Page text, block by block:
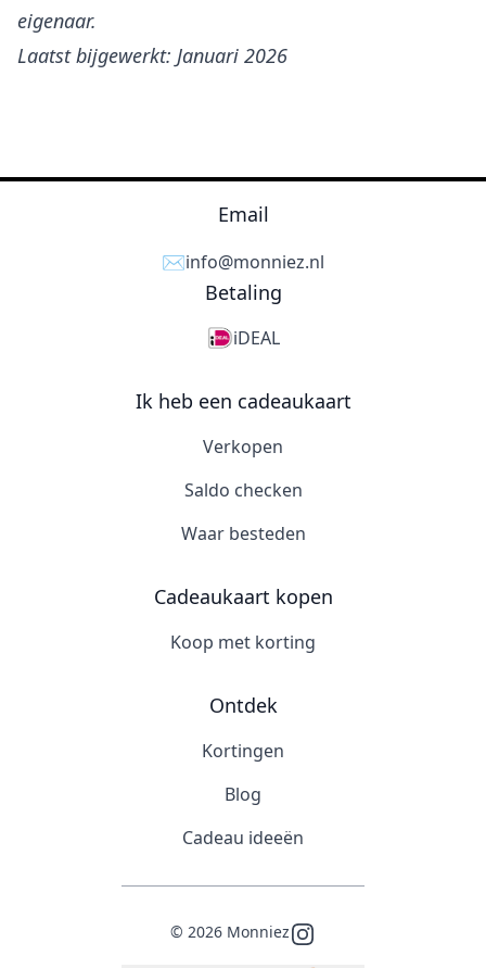
eigenaar.
Laatst bijgewerkt: Januari 2026
Email
✉️info@monniez.nl
Betaling
iDEAL
Ik heb een cadeaukaart
Verkopen
Saldo checken
Waar besteden
Cadeaukaart kopen
Koop met korting
Ontdek
Kortingen
Blog
Cadeau ideeën
© 2026 MonniezInstagram